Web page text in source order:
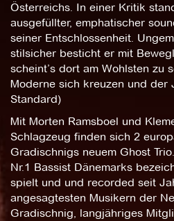
Österreichs. In einer Kritik
ausgefüllter, emphatischer
seiner Entschlossenheit.
stilsicher besticht er mit
scheint’s dort am Wohlsten zu
Moderne sich kreuzen und der
Standard)
Mit Morten Ramsboel und
Schlagzeug finden sich 2
Gradischnigs neuem Ghost
Nr.1 Bassist Dänemarks
spielt und und recorded seit
angesagtesten Musikern der
Gradischnig, langjähriges